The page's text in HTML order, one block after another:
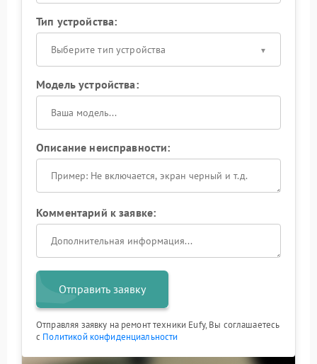
Тип устройства:
Выберите тип устройства
Модель устройства:
Описание неисправности:
Комментарий к заявке:
Отправить заявку
Отправляя заявку на ремонт техники Eufy, Вы соглашаетесь
с Политикой конфиденциальности